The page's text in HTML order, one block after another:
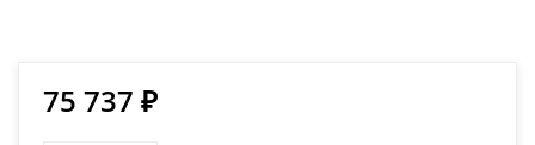
75 737 ₽